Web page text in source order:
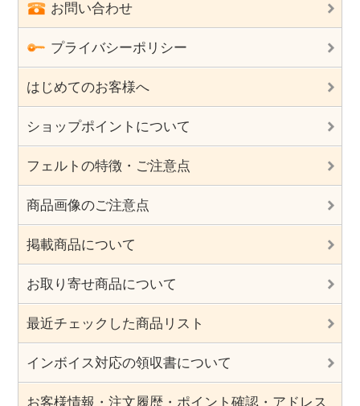
お問い合わせ
プライバシーポリシー
はじめてのお客様へ
ショップポイントについて
フェルトの特徴・ご注意点
商品画像のご注意点
掲載商品について
お取り寄せ商品について
最近チェックした商品リスト
インボイス対応の領収書について
お客様情報・注文履歴・ポイント確認・アドレス